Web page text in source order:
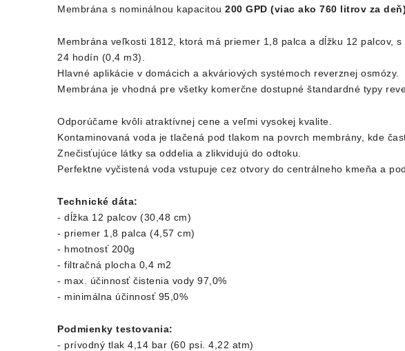
Membrána s nominálnou kapacitou 200 GPD (viac ako 760 litrov za
Membrána veľkosti 1812, ktorá má priemer 1,8 palca a dĺžku 12 palcov,
24 hodín (0,4 m3).
Hlavné aplikácie v domácich a akváriových systémoch reverznej osmózy.
Membrána je vhodná pre všetky komerčne dostupné štandardné typy
Odporúčame kvôli atraktívnej cene a veľmi vysokej kvalite.
Kontaminovaná voda je tlačená pod tlakom na povrch membrány, kde
Znečisťujúce látky sa oddelia a zlikvidujú do odtoku.
Perfektne vyčistená voda vstupuje cez otvory do centrálneho kmeňa a
Technické dáta:
- dĺžka 12 palcov (30,48 cm)
- priemer 1,8 palca (4,57 cm)
- hmotnosť 200g
- filtračná plocha 0,4 m2
- max.
účinnosť čistenia vody 97,0%
- minimálna účinnosť 95,0%
Podmienky testovania:
- prívodný tlak 4,14 bar (60 psi. 4,22 atm)